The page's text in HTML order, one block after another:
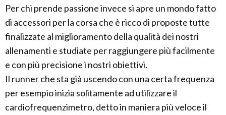
Per chi prende passione invece si apre un mondo fatto
di accessori per la corsa che è ricco di proposte tutte
finalizzate al miglioramento della qualità dei nostri
allenamenti e studiate per raggiungere più facilmente
e con più precisione i nostri obiettivi.
Il runner che sta già uscendo con una certa frequenza
per esempio inizia solitamente ad utilizzare il
cardiofrequenzimetro, detto in maniera più veloce il